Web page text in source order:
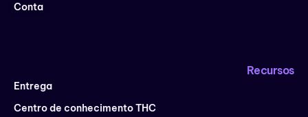
Conta
Recursos
Entrega
Centro de conhecimento THC